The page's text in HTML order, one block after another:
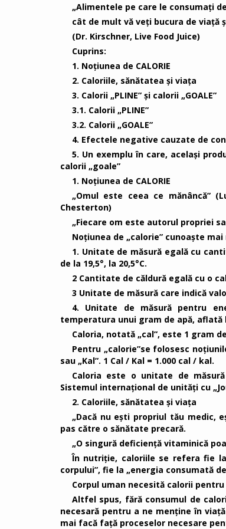
„Alimentele pe care le consumaţi
cât de mult vă veţi bucura de viaţă
(Dr. Kirschner, Live Food Juice)
Cuprins:
1. Noțiunea de CALORIE
2. Caloriile, sănătatea și viața
3. Calorii „PLINE” și calorii „GOALE”
3.1. Calorii „PLINE”
3.2. Calorii „GOALE”
4. Efectele negative cauzate de
5. Un exemplu în care, același
calorii „goale”
1. Noțiunea de CALORIE
„Omul este ceea ce mănâncă”
Chesterton)
„Fiecare om este autorul propriei
Noțiunea de „calorie” cunoaște
1. Unitate de măsură egală cu
de la 19,5°, la 20,5°C.
2 Cantitate de căldură egală cu o
3 Unitate de măsură care indică
4. Unitate de măsură pentru
temperatura unui gram de apă, aflată
Caloria, notată „cal”, este 1 gram
Pentru „calorie”se folosesc
sau „Kal”. 1 Cal / Kal = 1.000 cal / kal.
Caloria este o unitate de
Sistemul internațional de unități cu
2. Caloriile, sănătatea și viața
„Dacă nu ești propriul tău medic,
pas către o sănătate precară.
„O singură deficienţă vitaminică
În nutriție, caloriile se refera fie
corpului”, fie la „energia consumată
Corpul uman necesită calorii
Altfel spus, fără consumul de
necesară pentru a ne menține în
mai facă față proceselor necesare